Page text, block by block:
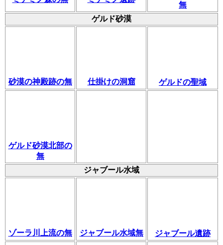
無
ゲルド砂漠
砂漠の神殿跡の無 仕掛けの洞窟 ゲルドの聖域
ゲルド砂漠北部の
無
ジャブール水域
ゾーラ川上流の無 ジャブール水域無 ジャブール遺跡